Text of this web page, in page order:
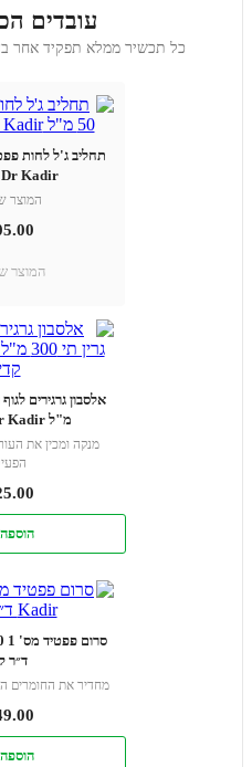
עובדים
כל תכשיר ממלא תפקיד אחר
Dr Kadir ד״ר קדיר
המוצר
המוצר
מ"ל Dr Kadir ד״ר קדיר
מנקה ומכין את
ד״ר
מחדיר את החומרים